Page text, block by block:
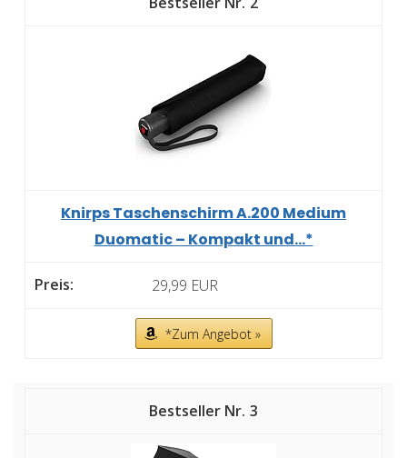
Knirps Taschenschirm A.200 Medium
Duomatic – Kompakt und...*
29,99 EUR
*Zum Angebot »
3